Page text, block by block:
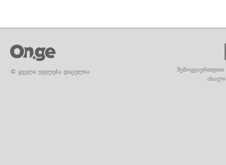
© ყველა უფლება დაცულია
შემოგვიერთდით
ახალი